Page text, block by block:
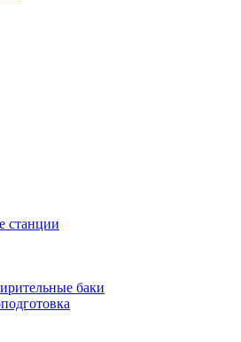
станции
баки